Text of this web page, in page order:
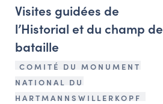
Visites guidées de
l’Historial et du champ de
bataille
COMITÉ DU MONUMENT
NATIONAL DU
HARTMANNSWILLERKOPF